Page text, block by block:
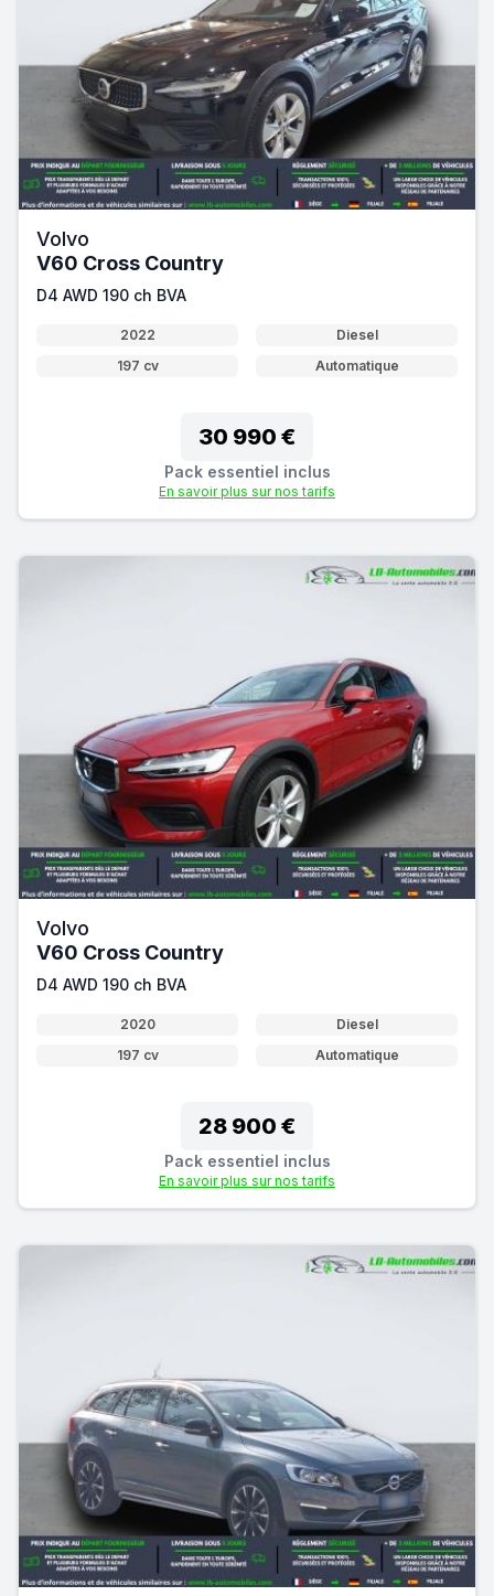
Volvo
V60 Cross Country
D4 AWD 190 ch BVA
2022
Diesel
197 cv
Automatique
30 990 €
Pack essentiel inclus
En savoir plus sur nos tarifs
Volvo
V60 Cross Country
D4 AWD 190 ch BVA
2020
Diesel
197 cv
Automatique
28 900 €
Pack essentiel inclus
En savoir plus sur nos tarifs